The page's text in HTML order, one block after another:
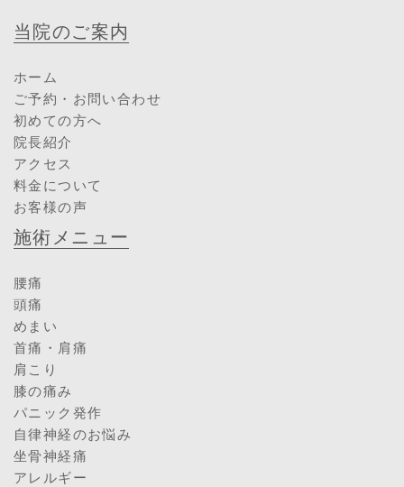
当院のご案内
ホーム
ご予約・お問い合わせ
初めての方へ
院長紹介
アクセス
料金について
お客様の声
施術メニュー
腰痛
頭痛
めまい
首痛・肩痛
肩こり
膝の痛み
パニック発作
自律神経のお悩み
坐骨神経痛
アレルギー